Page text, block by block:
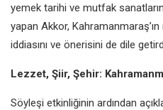
yemek tarihi ve mutfak
yapan Akkor,
iddiasını ve önerisini de dile
Lezzet, Şiir, Şehir:
Söyleşi etkinliğinin ardından